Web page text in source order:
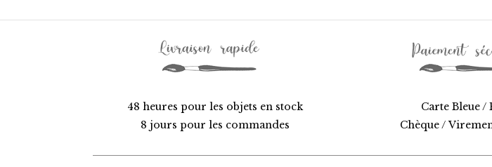
48 heures pour les objets en stock
8 jours pour les commandes
Carte Bleue /
Chèque /